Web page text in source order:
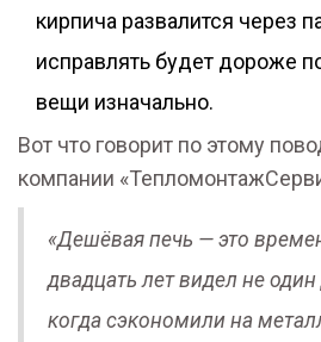
кирпича развалится через
исправлять будет дороже
вещи изначально.
Вот что говорит по этому
компании
«Дешёвая печь — это
двадцать лет видел не один
когда сэкономили на